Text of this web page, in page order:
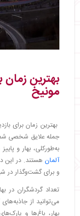
بهترین زمان
مونیخ
بهترین زمان برای
جمله علایق شخصی
به‌طورکلی، بهار و
آلمانهستند. در این
و برای گشت‌وگذار در
تعداد گردشگران در
می‌توانید از
بهار، باغ‌ها و